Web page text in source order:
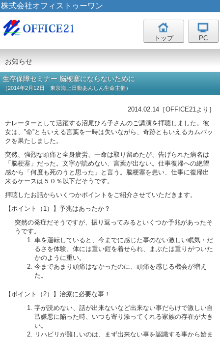
株式会社オフィストゥーワン
トップ PC
お知らせ
生存保障セミナー 脳梗塞にならないために
（2014年2月12日 東京海上日動あんしん生命主催）
2014.02.14［OFFICE21より］
ナレーターとして活躍する沼尾ひろ子さんのご講演を拝聴しました。彼
女は、”命”ともいえる言葉を一時は失いながら、奇跡ともいえるカムバッ
クを果たしました。
突然、強烈な頭痛と全身疲労、一命は取り留めたが、告げられた病名は
「脳梗塞」だった。文字が読めない、言葉が出ない。仕事復帰への絶望
感から「何度も死のうと思った」と言う。脳梗塞を患い、仕事に復帰出
来るケースは５０％以下だそうです。
拝聴したお話からいくつかポイントをご紹介させていただきます。
【ポイント（1）】予兆はあったか？
突然の発症だそうですが、振り返ってみるといくつか予兆があったそ
うです。
車を運転していると、今までに感じた事のない激しい眠気・だ
るさを体験。体には重い鎧を着せられ、まぶたは重りがついた
かのように重い。
今まであまり頭痛はなかったのに、頭痛を感じる機会が増え
た。
【ポイント（2）】治療に必要な事！
字が読めない、話が出来ないなど出来ない事だらけで激しい自
己嫌悪に陥った時、いつも寄り添ってくれる家族の存在が大き
い。
リハビリが難しいのは、まず出来ない事を認識する事から始ま